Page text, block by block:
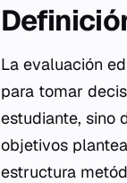
La evaluación
para tomar
estudiante, sino
objetivos
estructura